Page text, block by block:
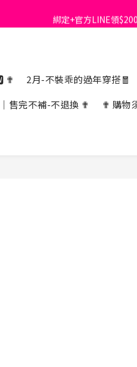
首購免運費🚚
綁定+官方LINE領$200
✟ 2月-不裝乖的過年穿搭🧧
售完不補-不退換 ✟ ✟ 購物